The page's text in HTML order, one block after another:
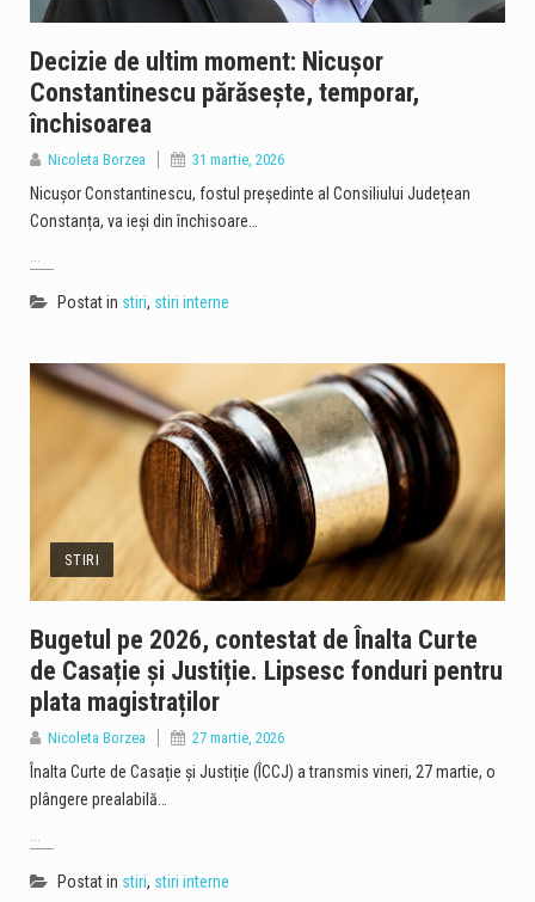
Decizie de ultim moment: Nicușor
Constantinescu părăsește, temporar,
închisoarea
Nicoleta Borzea 31 martie, 2026
Nicușor Constantinescu, fostul președinte al Consiliului Județean
Constanța, va ieși din închisoare…
...
Postat in stiri, stiri interne
STIRI
Bugetul pe 2026, contestat de Înalta Curte
de Casație și Justiție. Lipsesc fonduri pentru
plata magistraților
Nicoleta Borzea 27 martie, 2026
Înalta Curte de Casație și Justiție (ÎCCJ) a transmis vineri, 27 martie, o
plângere prealabilă…
Postat in stiri, stiri interne